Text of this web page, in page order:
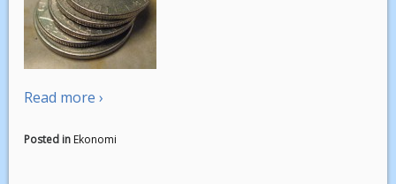
Read more ›
Posted in Ekonomi